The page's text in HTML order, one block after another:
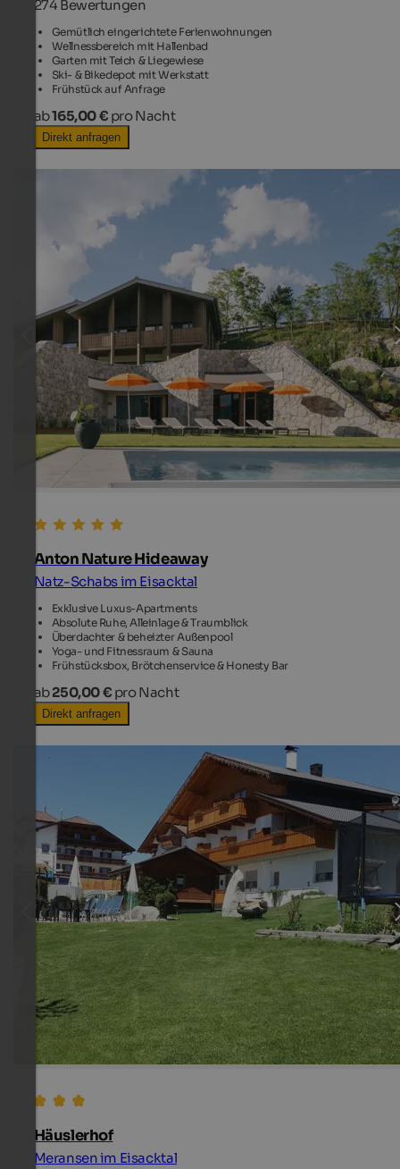
274 Bewertungen
Gemütlich eingerichtete Ferienwohnungen
Wellnessbereich mit Hallenbad
Garten mit Teich & Liegewiese
Ski- & Bikedepot mit Werkstatt
Frühstück auf Anfrage
ab165,00 € pro Nacht
Direkt anfragen
Anton Nature Hideaway
Natz-Schabs im Eisacktal
Exklusive Luxus-Apartments
Absolute Ruhe, Alleinlage & Traumblick
Überdachter & beheizter Außenpool
Yoga- und Fitnessraum & Sauna
Frühstücksbox, Brötchenservice & Honesty Bar
ab250,00 € pro Nacht
Direkt anfragen
Häuslerhof
Meransen im Eisacktal